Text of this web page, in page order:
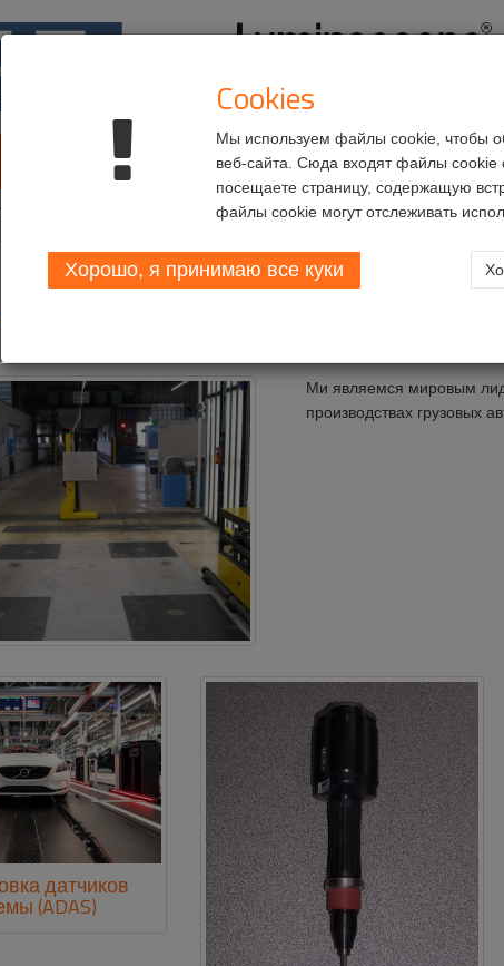
Наши продукты Сервисы
Автомобилестроительные фабрики Заводы по
сборке грузовых
Ми являемся мировым
производствах грузовых
датчиков
(ADAS)
Cookies
Мы используем файлы cookie, чтобы
веб-сайта. Сюда входят файлы cookie
посещаете страницу, содержащую
файлы cookie могут отслеживать
Хорошо, я принимаю все куки